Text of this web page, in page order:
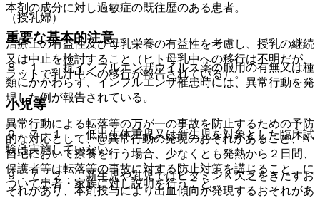
（授乳婦）
治療上の有益性及び母乳栄養の有益性を考慮し、授乳の継続
又は中止を検討すること（ヒト母乳中への移行は不明だが、
ラットで乳汁中への移行が報告されている）。
小児等
９．７．１． 低出生体重児又は新生児を対象とした臨床試
験は実施していない。
９．７．２． 新生児や乳児ではビタミンＫ欠乏をきたすお
それがあり、本剤投与により出血傾向が発現するおそれがあ
本剤の成分に対し過敏症の既往歴のある患者。
重要な基本的注意
８．１． 抗インフルエンザウイルス薬の服用の有無又は種
類にかかわらず、インフルエンザ罹患時には、異常行動を発
現した例が報告されている。
異常行動による転落等の万が一の事故を防止するための予防
的な対応として、@異常行動の発現のおそれがあること、A
自宅において療養を行う場合、少なくとも発熱から２日間、
保護者等は転落等の事故に対する防止対策を講じること、に
ついて患者・家族に対し説明を行うこと。